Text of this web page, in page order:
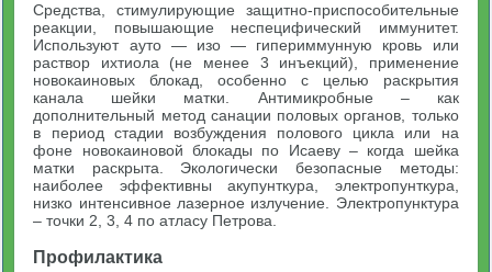
Средства, стимулирующие защитно-приспособительные
реакции, повышающие неспецифический иммунитет.
Используют ауто — изо — гипериммунную кровь или
раствор ихтиола (не менее 3 инъекций), применение
новокаиновых блокад, особенно с целью раскрытия
канала шейки матки. Антимикробные – как
дополнительный метод санации половых органов, только
в период стадии возбуждения полового цикла или на
фоне новокаиновой блокады по Исаеву – когда шейка
матки раскрыта. Экологически безопасные методы:
наиболее эффективны акупунткура, электропунткура,
низко интенсивное лазерное излучение. Электропунктура
– точки 2, 3, 4 по атласу Петрова.
Профилактика